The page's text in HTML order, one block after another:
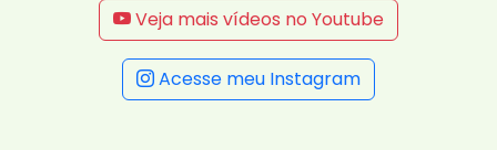
Veja mais vídeos no Youtube
Acesse meu Instagram